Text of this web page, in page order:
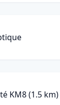
KM8 (1.5 km)